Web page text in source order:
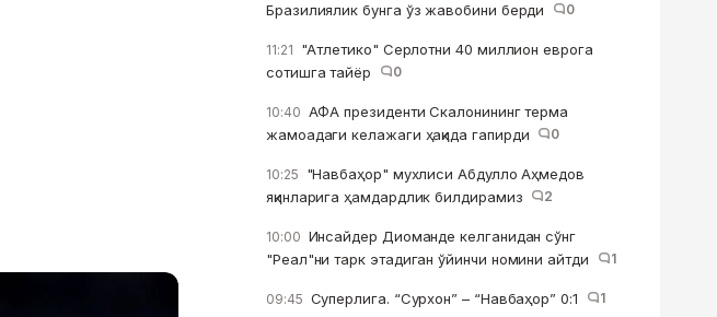
Бразилиялик бунга ўз жавобини берди
0
11:21 "Атлетико" Серлотни 40 миллион еврога
сотишга тайёр
0
10:40 АФА президенти Скалонининг терма
жамоадаги келажаги ҳақида гапирди
0
10:25 "Навбаҳор" мухлиси Абдулло Аҳмедов
яқинларига ҳамдардлик билдирамиз
2
10:00 Инсайдер Диоманде келганидан сўнг
"Реал"ни тарк этадиган ўйинчи номини айтди
1
09:45 Суперлига. “Сурхон” – “Навбаҳор” 0:1 1